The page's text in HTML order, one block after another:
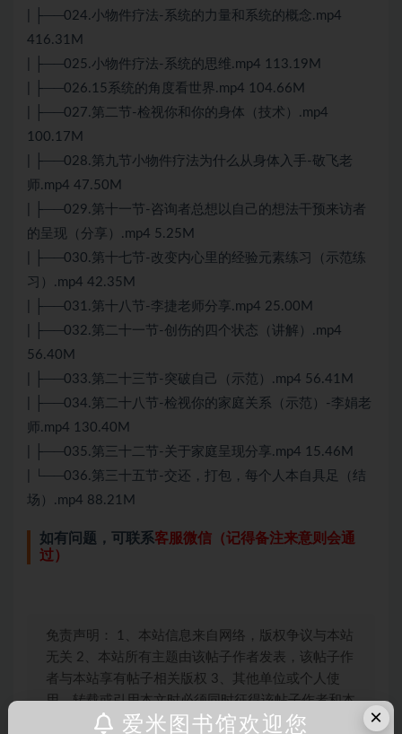
| ├──024.小物件疗法-系统的力量和系统的概念.mp4
416.31M
| ├──025.小物件疗法-系统的思维.mp4 113.19M
| ├──026.15系统的角度看世界.mp4 104.66M
| ├──027.第二节-检视你和你的身体（技术）.mp4
100.17M
| ├──028.第九节小物件疗法为什么从身体入手-敬飞老
师.mp4 47.50M
| ├──029.第十一节-咨询者总想以自己的想法干预来访者
的呈现（分享）.mp4 5.25M
| ├──030.第十七节-改变内心里的经验元素练习（示范练
习）.mp4 42.35M
| ├──031.第十八节-李捷老师分享.mp4 25.00M
| ├──032.第二十一节-创伤的四个状态（讲解）.mp4
56.40M
| ├──033.第二十三节-突破自己（示范）.mp4 56.41M
| ├──034.第二十八节-检视你的家庭关系（示范）-李娟老
师.mp4 130.40M
| ├──035.第三十二节-关于家庭呈现分享.mp4 15.46M
| └──036.第三十五节-交还，打包，每个人本自具足（结
场）.mp4 88.21M
如有问题，可联系客服微信（记得备注来意则会通
过）
免责声明： 1、本站信息来自网络，版权争议与本站
无关 2、本站所有主题由该帖子作者发表，该帖子作
者与本站享有帖子相关版权 3、其他单位或个人使
用、转载或引用本文时必须同时征得该帖子作者和本
站的同意 4、本帖部分内容转载自其它媒体，但并不
×
爱米图书馆欢迎您